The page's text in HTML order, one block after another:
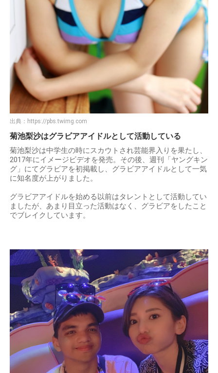
出典： https://pbs.twimg.com
菊池梨沙はグラビアアイドルとして活動している
菊池梨沙は中学生の時にスカウトされ芸能界入りを果たし、
2017年にイメージビデオを発売。その後、週刊「ヤングキン
グ」にてグラビアを初掲載し、グラビアアイドルとして一気
に知名度が上がりました。
グラビアアイドルを始める以前はタレントとして活動してい
ましたが、あまり目立った活動はなく、グラビアをしたこと
でブレイクしています。